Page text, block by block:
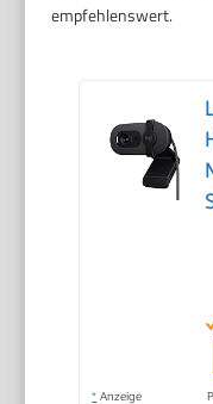
empfehlenswert.
* Anzeige